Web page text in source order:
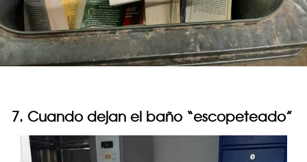
7. Cuando dejan el baño “escopeteado”